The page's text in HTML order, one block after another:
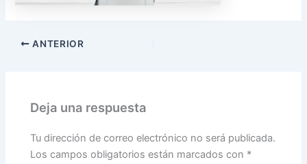
ANTERIOR
Deja una respuesta
Tu dirección de correo electrónico no será publicada.
Los campos obligatorios están marcados con *